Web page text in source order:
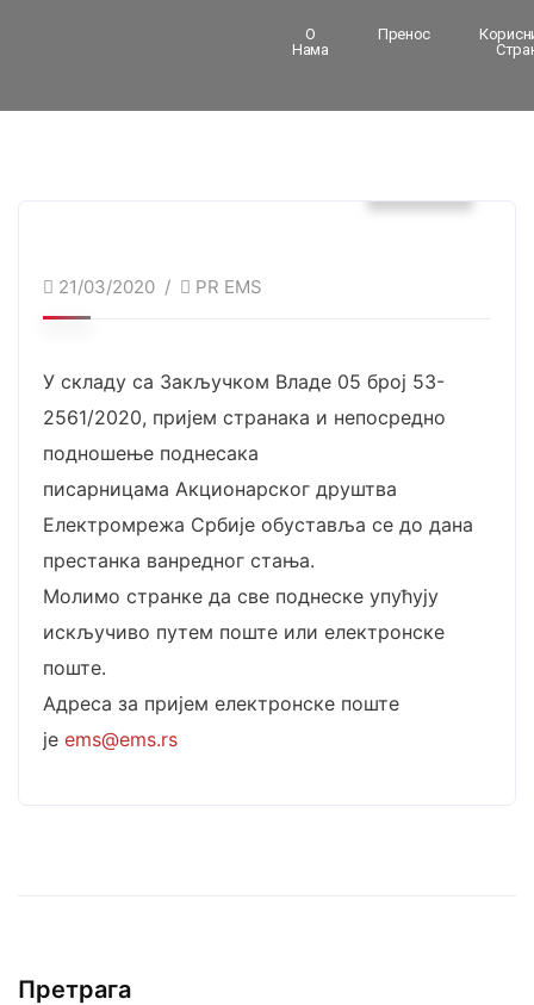
О
Нама
Пренос
21/03/2020 PR EMS
У складу са Закључком Владе 05 број 53-
2561/2020, пријем странака и непосредно
подношење поднесака
писарницама Акционарског друштва
Електромрежа Србије обуставља се до дана
престанка ванредног стања.
Молимо странке да све поднеске упућују
искључиво путем поште или електронске
поште.
Адреса за пријем електронске поште
је ems@ems.rs
Претрага